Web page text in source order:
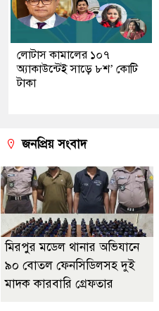
লোটাস কামালের ১০৭
অ্যাকাউন্টেই সাড়ে ৮শ’ কোটি
টাকা
জনপ্রিয় সংবাদ
মিরপুর মডেল থানার অভিযানে
৯০ বোতল ফেনসিডিলসহ দুই
মাদক কারবারি গ্রেফতার